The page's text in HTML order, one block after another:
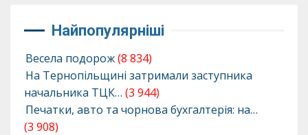
Найпопулярніші
Весела подорож(8 834)
На Тернопільщині затримали заступника
начальника ТЦК… (3 944)
Печатки, авто та чорнова бухгалтерія: на…
(3 908)